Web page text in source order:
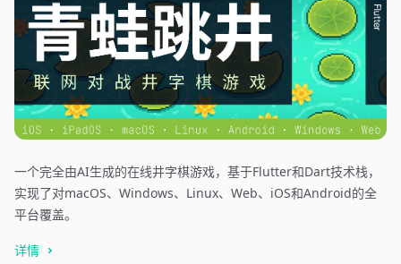
一个完全由AI生成的在线井字棋游戏，基于Flutter和Dart技术栈，
实现了对macOS、Windows、Linux、Web、iOS和Android的全
平台覆盖。
详情